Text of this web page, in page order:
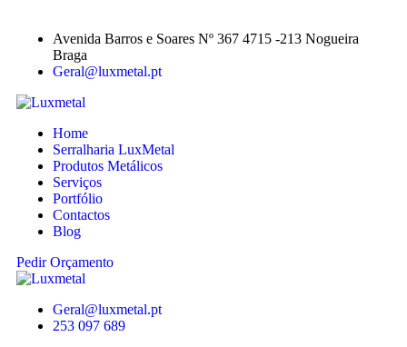
Avenida Barros e Soares Nº 367 4715 -213 Nogueira
Braga
Geral@luxmetal.pt
Home
Serralharia LuxMetal
Produtos Metálicos
Serviços
Portfólio
Contactos
Blog
Pedir Orçamento
Geral@luxmetal.pt
253 097 689